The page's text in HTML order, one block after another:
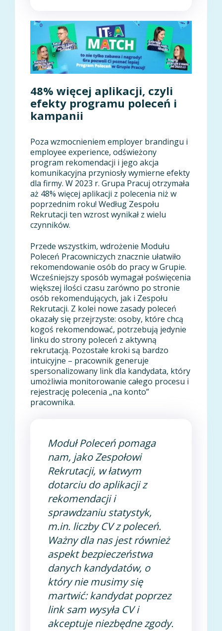
48% więcej aplikacji, czyli
efekty programu poleceń i
kampanii
Poza wzmocnieniem employer brandingu i
employee experience, odświeżony
program rekomendacji i jego akcja
komunikacyjna przyniosły wymierne efekty
dla firmy. W 2023 r. Grupa Pracuj otrzymała
aż 48% więcej aplikacji z polecenia niż w
poprzednim roku! Według Zespołu
Rekrutacji ten wzrost wynikał z wielu
czynników.
Przede wszystkim, wdrożenie Modułu
Poleceń Pracowniczych znacznie ułatwiło
rekomendowanie osób do pracy w Grupie.
Wcześniejszy sposób wymagał poświęcenia
większej ilości czasu zarówno po stronie
osób rekomendujących, jak i Zespołu
Rekrutacji. Z kolei nowe zasady poleceń
okazały się przejrzyste: osoby, które chcą
kogoś rekomendować, potrzebują jedynie
linku do strony poleceń z aktywną
rekrutacją. Pozostałe kroki są bardzo
intuicyjne – pracownik generuje
spersonalizowany link dla kandydata, który
umożliwia monitorowanie całego procesu i
rejestrację polecenia „na konto”
pracownika.
Moduł Poleceń pomaga
nam, jako Zespołowi
Rekrutacji, w łatwym
dotarciu do aplikacji z
rekomendacji i
sprawdzaniu statystyk,
m.in. liczby CV z poleceń.
Ważny dla nas jest również
aspekt bezpieczeństwa
danych kandydatów, o
który nie musimy się
martwić: kandydat poprzez
link sam wysyła CV i
akceptuje niezbędne zgody.